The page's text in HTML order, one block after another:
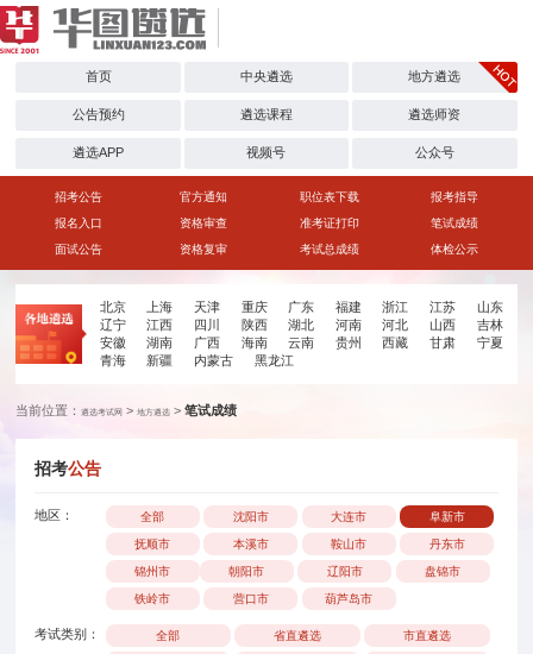
首页 中央遴选 地方遴选
公告预约 遴选课程 遴选师资
遴选APP 视频号 公众号
招考公告 官方通知 职位表下载
报考指导
报名入口
资格审查 准考证打印
笔试成绩
面试公告
资格复审 考试总成绩 体检公示
北京 上海 天津 重庆 广东 福建 浙江 江苏
山东
辽宁
江西 四川 陕西 湖北 河南 河北 山西
吉林
安徽
湖南 广西 海南 云南 贵州 西藏 甘肃
宁夏
青海
新疆 内蒙古 黑龙江
当前位置：遴选考试网 >地方遴选 >笔试成绩
招考公告
地区： 全部 沈阳市 大连市 阜新市
抚顺市 本溪市 鞍山市 丹东市
锦州市 朝阳市 辽阳市 盘锦市
铁岭市 营口市 葫芦岛市
考试类别： 全部 省直遴选 市直遴选